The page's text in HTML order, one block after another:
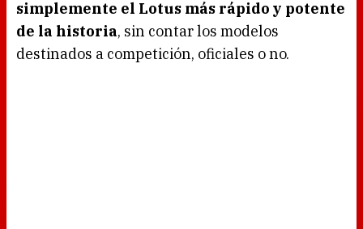
simplemente el Lotus más rápido y potente
de la historia, sin contar los modelos
destinados a competición, oficiales o no.